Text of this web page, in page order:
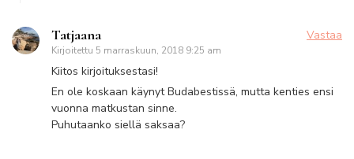
Tatjaana
Kirjoitettu 5 marraskuun, 2018 9:25 am
Vastaa
Kiitos kirjoituksestasi!
En ole koskaan käynyt Budabestissä, mutta kenties ensi
vuonna matkustan sinne.
Puhutaanko siellä saksaa?